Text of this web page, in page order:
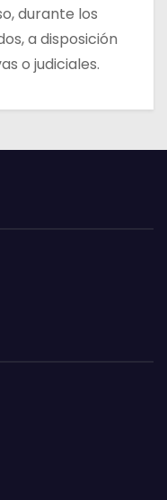
durante los
a disposición
o judiciales.